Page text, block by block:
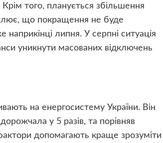
того, планується збільшення
що покращення не буде
липня. У серпні ситуація
уникнути масованих відключень
на енергосистему України. Він
у 5 разів, та порівняв
допомагають краще зрозуміти